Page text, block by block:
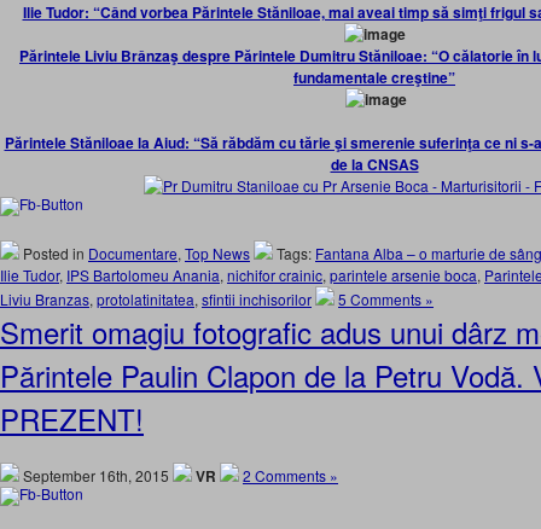
Ilie Tudor: “Când vorbea Părintele Stăniloae, mai aveai timp să simţi frigul
Părintele Liviu Brânzaş despre Părintele Dumitru Stăniloae: “O călatorie în
fundamentale creştine”
Părintele Stăniloae la Aiud: “Să răbdăm cu tărie şi smerenie suferinţa ce ni
de la CNSAS
Posted in Documentare, Top News Tags: Fantana Alba – o marturie de
Ilie Tudor, IPS Bartolomeu Anania, nichifor crainic, parintele arsenie boca,
Liviu Branzas, protolatinitatea, sfintii inchisorilor 5 Comments »
Smerit omagiu fotografic adus unui dârz
Părintele Paulin Clapon de la Petru Vodă.
PREZENT!
September 16th, 2015 VR 2 Comments »